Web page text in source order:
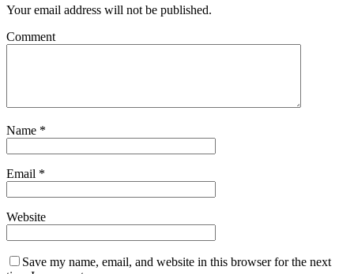
Your email address will not be published.
Comment
Name *
Email *
Website
Save my name, email, and website in this browser for the next